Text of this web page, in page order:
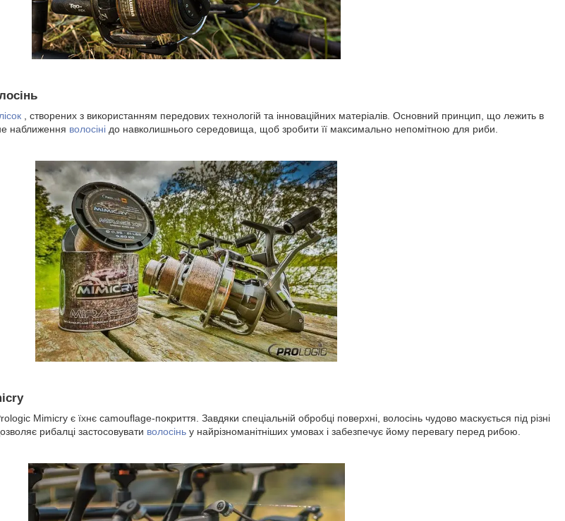
лісок , створених з використанням передових технологій та інноваційних матеріалів. Основний принцип, що лежить в
наближення волосіні до навколишнього середовища, щоб зробити її максимально непомітною для риби.
Mimicry є їхнє camouflage-покриття. Завдяки спеціальній обробці поверхні, волосінь чудово маскується під різні
рибалці застосовувати волосінь у найрізноманітніших умовах і забезпечує йому перевагу перед рибою.